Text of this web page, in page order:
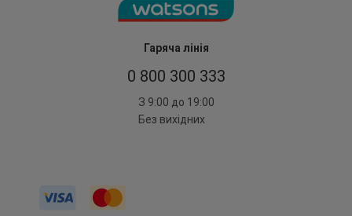
Гаряча лінія
0 800 300 333
З 9:00 до 19:00
Без вихідних